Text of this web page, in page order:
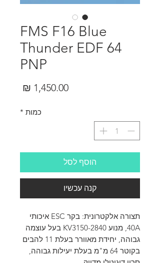
FMS F16 Blue
Thunder EDF 64
PNP
כמות *
הוסף לסל
קנה עכשיו
תצורה אלקטרונית: בקר ESC איכותי
40A, מנוע 2840-KV3150 בעל עוצמה
גבוהה, יחידת מאוורר בעלת 11 להבים
בקוטר 64 מ"מ בעלת יעילות גבוהה,